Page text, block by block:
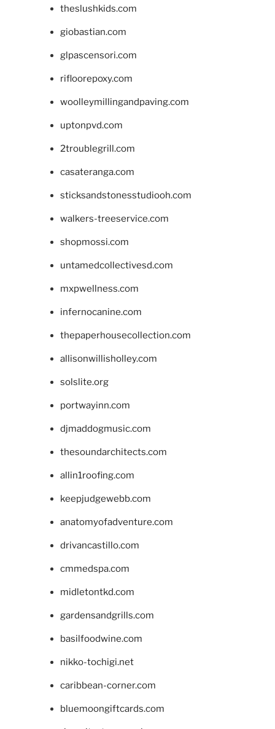
theslushkids.com
giobastian.com
glpascensori.com
rifloorepoxy.com
woolleymillingandpaving.com
uptonpvd.com
2troublegrill.com
casateranga.com
sticksandstonesstudiooh.com
walkers-treeservice.com
shopmossi.com
untamedcollectivesd.com
mxpwellness.com
infernocanine.com
thepaperhousecollection.com
allisonwillisholley.com
solslite.org
portwayinn.com
djmaddogmusic.com
thesoundarchitects.com
allin1roofing.com
keepjudgewebb.com
anatomyofadventure.com
drivancastillo.com
cmmedspa.com
midletontkd.com
gardensandgrills.com
basilfoodwine.com
nikko-tochigi.net
caribbean-corner.com
bluemoongiftcards.com